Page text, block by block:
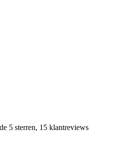
5 sterren, 15 klantreviews